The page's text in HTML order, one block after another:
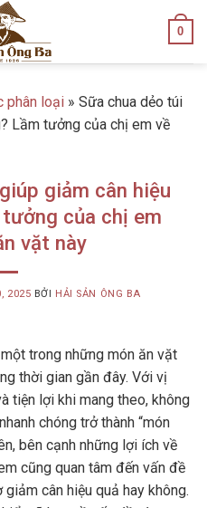
0
phân loại » Sữa chua dẻo túi
Lầm tưởng của chị em về
giảm cân hiệu
của chị em
vặt này
2025 BỞI HẢI SẢN ÔNG BA
trong những món ăn vặt
thời gian gần đây. Với vị
tiện lợi khi mang theo, không
chóng trở thành “món
bên cạnh những lợi ích về
cũng quan tâm đến vấn đề
cân hiệu quả hay không.